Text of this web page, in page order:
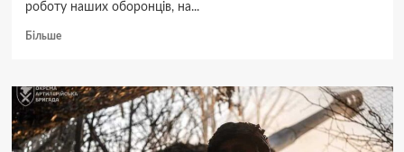
роботу наших оборонців, на...
БільшеДокладніше
атакував
Полтавщину
–
є